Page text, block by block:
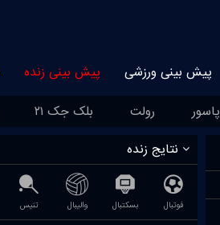
پیش بینی ورزشی پیش بینی زنده
پاسور رولت بلک جک ۲۱
نتایج زنده
فوتبال بسکتبال والیبال تنیس